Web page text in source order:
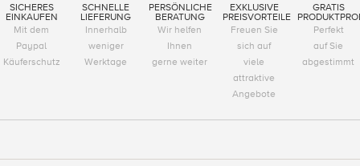
SICHERES
EINKAUFEN
Mit dem
Paypal
Käuferschutz
SCHNELLE
LIEFERUNG
Innerhalb
weniger
Werktage
PERSÖNLICHE
BERATUNG
Wir helfen
Ihnen
gerne weiter
EXKLUSIVE
PREISVORTEILE
Freuen Sie
sich auf
viele
attraktive
Angebote
GRATIS
Perfekt
auf Sie
abgestimmt